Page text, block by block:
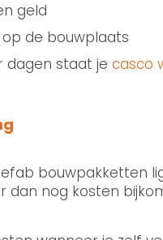
geld
de bouwplaats
dagen staat je casco
bouwpakketten
dan nog kosten